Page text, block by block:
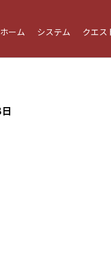
ホーム システム クエス